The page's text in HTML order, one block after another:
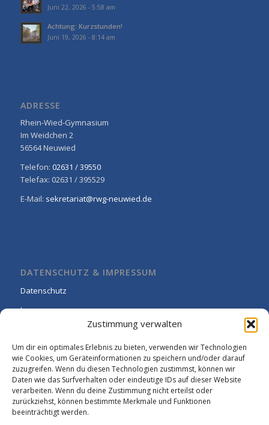
Zustimmung verwalten
Um dir ein optimales Erlebnis zu bieten, verwenden wir Technologien
wie Cookies, um Geräteinformationen zu speichern und/oder darauf
zuzugreifen. Wenn du diesen Technologien zustimmst, können wir
Daten wie das Surfverhalten oder eindeutige IDs auf dieser Website
verarbeiten. Wenn du deine Zustimmung nicht erteilst oder
zurückziehst, können bestimmte Merkmale und Funktionen
beeinträchtigt werden.
Juni 22, 2026 - 5:58 am
Achtung: Kurzstunden!
Juni 19, 2026 - 8:14 am
ADRESSE
Rhein-Wied-Gymnasium
Im Weidchen 2
56564 Neuwied
Telefon: 02631 / 39550
Telefax: 02631 / 395529
E-Mail: sekretariat@rwg-neuwied.de
DATENSCHUTZ & IMPRESSUM
Datenschutz
Impressum
Cookie-Richtlinie (EU)